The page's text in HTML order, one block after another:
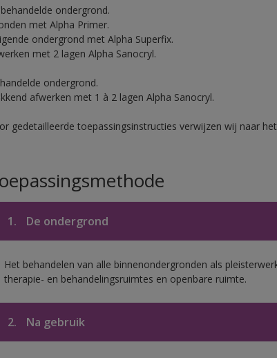
ondergrond.
met Alpha Primer.
ondergrond met Alpha Superfix.
met 2 lagen Alpha Sanocryl.
ondergrond.
afwerken met 1 à 2 lagen Alpha Sanocryl.
gedetailleerde toepassingsinstructies verwijzen wij naar
1. De ondergrond
Het behandelen van alle binnenondergronden als
therapie- en behandelingsruimtes en openbare ruimte.
2. Na gebruik